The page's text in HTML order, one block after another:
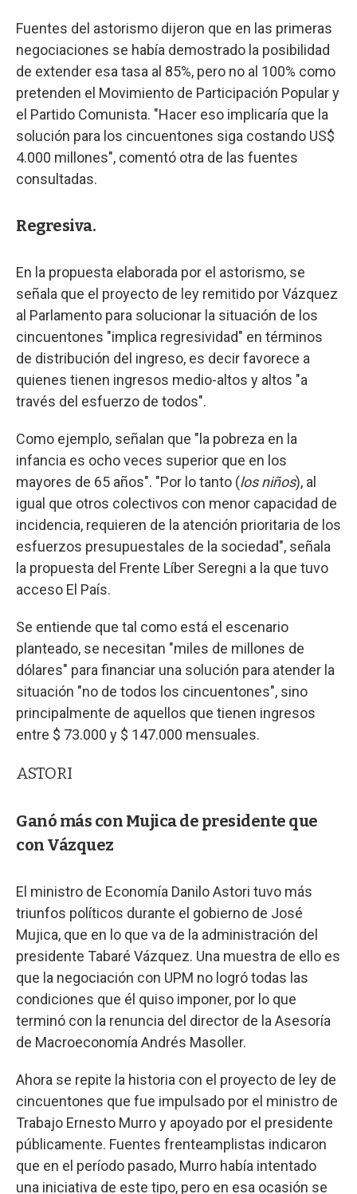
Fuentes del astorismo dijeron que en las primeras
negociaciones se había demostrado la posibilidad
de extender esa tasa al 85%, pero no al 100% como
pretenden el Movimiento de Participación Popular y
el Partido Comunista. "Hacer eso implicaría que la
solución para los cincuentones siga costando US$
4.000 millones", comentó otra de las fuentes
consultadas.
Regresiva.
En la propuesta elaborada por el astorismo, se
señala que el proyecto de ley remitido por Vázquez
al Parlamento para solucionar la situación de los
cincuentones "implica regresividad" en términos
de distribución del ingreso, es decir favorece a
quienes tienen ingresos medio-altos y altos "a
través del esfuerzo de todos".
Como ejemplo, señalan que "la pobreza en la
infancia es ocho veces superior que en los
mayores de 65 años". "Por lo tanto (los niños), al
igual que otros colectivos con menor capacidad de
incidencia, requieren de la atención prioritaria de los
esfuerzos presupuestales de la sociedad", señala
la propuesta del Frente Líber Seregni a la que tuvo
acceso El País.
Se entiende que tal como está el escenario
planteado, se necesitan "miles de millones de
dólares" para financiar una solución para atender la
situación "no de todos los cincuentones", sino
principalmente de aquellos que tienen ingresos
entre $ 73.000 y $ 147.000 mensuales.
ASTORI
Ganó más con Mujica de presidente que
con Vázquez
El ministro de Economía Danilo Astori tuvo más
triunfos políticos durante el gobierno de José
Mujica, que en lo que va de la administración del
presidente Tabaré Vázquez. Una muestra de ello es
que la negociación con UPM no logró todas las
condiciones que él quiso imponer, por lo que
terminó con la renuncia del director de la Asesoría
de Macroeconomía Andrés Masoller.
Ahora se repite la historia con el proyecto de ley de
cincuentones que fue impulsado por el ministro de
Trabajo Ernesto Murro y apoyado por el presidente
públicamente. Fuentes frenteamplistas indicaron
que en el período pasado, Murro había intentado
una iniciativa de este tipo, pero en esa ocasión se